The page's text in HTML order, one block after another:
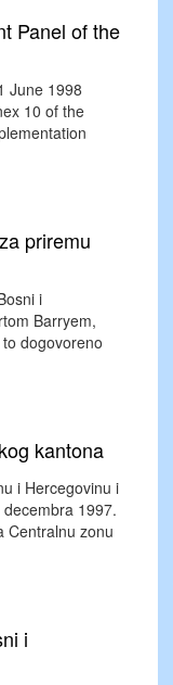
Panel of the
June 1998
10 of the
priremu
i
Barryem,
dogovoreno
kantona
i Hercegovinu i
1997.
Centralnu zonu
i